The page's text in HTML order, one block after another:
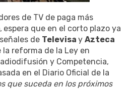
de TV de paga más
espera que en el corto plazo ya
de Televisa y Azteca
reforma de la Ley en
y Competencia,
en el Diario Oficial de la
que suceda en los próximos